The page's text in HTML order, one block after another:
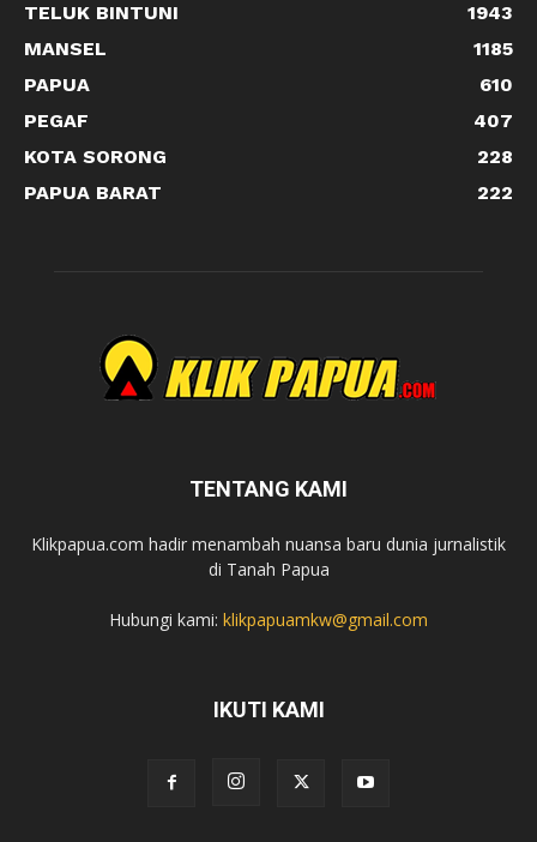
TELUK BINTUNI
1943
MANSEL
1185
PAPUA
610
PEGAF
407
KOTA SORONG
228
PAPUA BARAT
222
TENTANG KAMI
Klikpapua.com hadir menambah nuansa baru dunia jurnalistik
di Tanah Papua
Hubungi kami: klikpapuamkw@gmail.com
IKUTI KAMI